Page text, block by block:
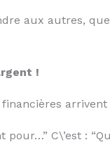
aux autres,
!
pour…” C\’est :